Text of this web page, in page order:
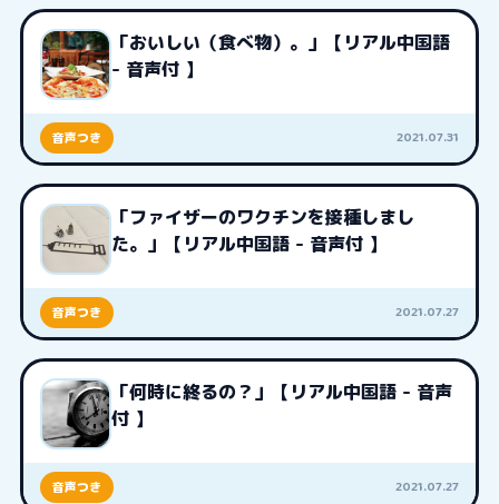
「おいしい（食べ物）。」【リアル中国語
- 音声付 】
音声つき 2021.07.31
「ファイザーのワクチンを接種しまし
た。」【リアル中国語 - 音声付 】
音声つき 2021.07.27
「何時に終るの？」【リアル中国語 - 音声
付 】
音声つき 2021.07.27